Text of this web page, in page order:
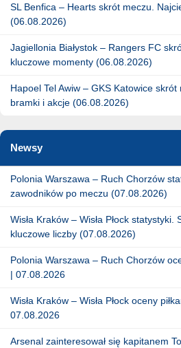
SL Benfica – Hearts skrót meczu.
(06.08.2026)
Jagiellonia Białystok – Rangers FC
kluczowe momenty (06.08.2026)
Hapoel Tel Awiw – GKS Katowice
bramki i akcje (06.08.2026)
Newsy
Polonia Warszawa – Ruch Chorzów
zawodników po meczu (07.08.2026)
Wisła Kraków – Wisła Płock statystyki.
kluczowe liczby (07.08.2026)
Polonia Warszawa – Ruch Chorzów
| 07.08.2026
Wisła Kraków – Wisła Płock oceny
07.08.2026
Arsenal zainteresował się kapitanem